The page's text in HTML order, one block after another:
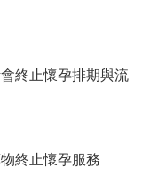
終止懷孕排期與流
終止懷孕服務